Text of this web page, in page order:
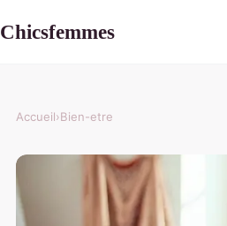
Chicsfemmes
Accueil›Bien-etre